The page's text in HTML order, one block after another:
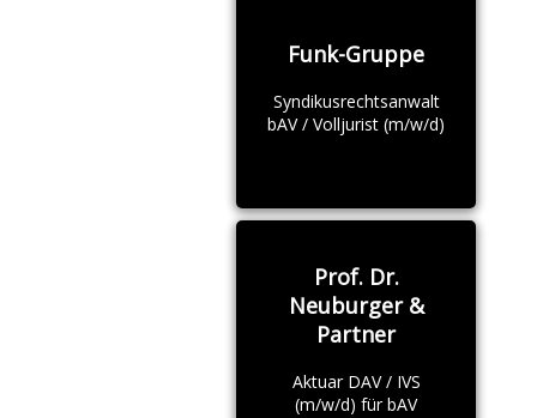
Funk-Gruppe
Syndikusrechtsanwalt
bAV / Volljurist (m/w/d)
Prof. Dr.
Neuburger &
Partner
Aktuar DAV / IVS
(m/w/d) für bAV